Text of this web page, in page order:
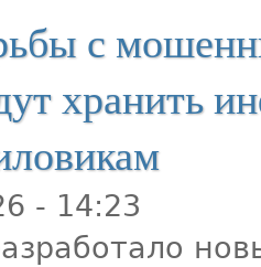
с
хранить
- 14:23